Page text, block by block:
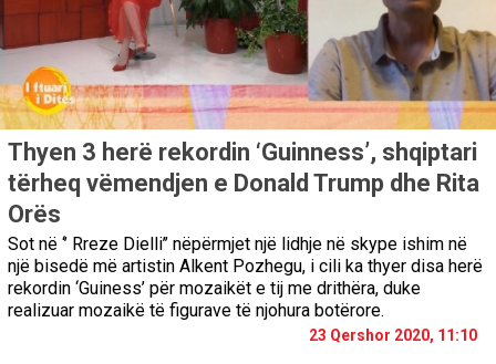
Thyen 3 herë rekordin ‘Guinness’, shqiptari
tërheq vëmendjen e Donald Trump dhe Rita
Orës
Sot në ‘’ Rreze Dielli’’ nëpërmjet një lidhje në skype ishim në
një bisedë më artistin Alkent Pozhegu, i cili ka thyer disa herë
rekordin ‘Guiness’ për mozaikët e tij me drithëra, duke
realizuar mozaikë të figurave të njohura botërore.
23 Qershor 2020, 11:10